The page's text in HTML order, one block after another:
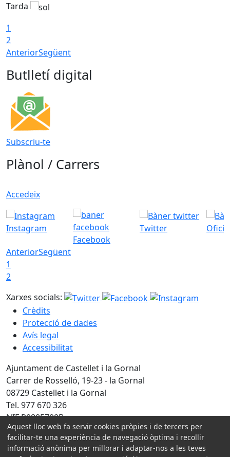
Tarda
1
2
AnteriorSegüent
Butlletí digital
Subscriu-te
Plànol / Carrers
Accedeix
Instagram
Facebook
Twitter
AnteriorSegüent
1
2
Xarxes socials:
Crèdits
Protecció de dades
Avís legal
Accessibilitat
Ajuntament de Castellet i la Gornal
Carrer de Rosselló, 19-23 - la Gornal
08729 Castellet i la Gornal
Tel. 977 670 326
NIF P0805700B
Amb la col·laboració de:
Aquest lloc web fa servir cookies pròpies i de tercers per
facilitar-te una experiència de navegació òptima i recollir
informació anònima per millorar i adaptar-nos a les teves